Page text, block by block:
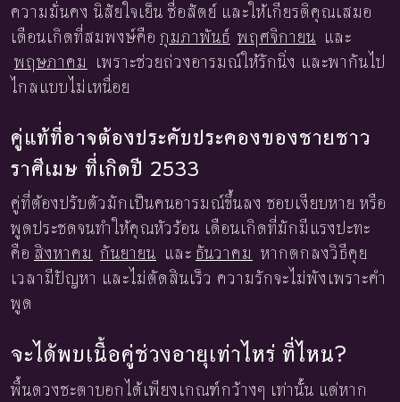
ความมั่นคง นิสัยใจเย็น ซื่อสัตย์ และให้เกียรติคุณเสมอ
เดือนเกิดที่สมพงษ์คือ กุมภาพันธ์ พฤศจิกายน และ
พฤษภาคม เพราะช่วยถ่วงอารมณ์ให้รักนิ่ง และพากันไป
ไกลแบบไม่เหนื่อย
คู่แท้ที่อาจต้องประคับประคองของชายชาว
ราศีเมษ ที่เกิดปี 2533
คู่ที่ต้องปรับตัวมักเป็นคนอารมณ์ขึ้นลง ชอบเงียบหาย หรือ
พูดประชดจนทำให้คุณหัวร้อน เดือนเกิดที่มักมีแรงปะทะ
คือ สิงหาคม กันยายน และ ธันวาคม หากตกลงวิธีคุย
เวลามีปัญหา และไม่ตัดสินเร็ว ความรักจะไม่พังเพราะคำ
พูด
จะได้พบเนื้อคู่ช่วงอายุเท่าไหร่ ที่ไหน?
พื้นดวงชะตาบอกได้เพียงเกณฑ์กว้างๆ เท่านั้น แต่หาก